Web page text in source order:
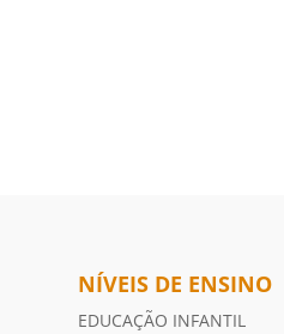
NÍVEIS DE ENSINO
EDUCAÇÃO INFANTIL